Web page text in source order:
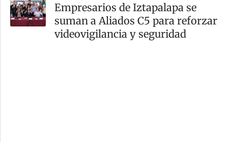
Empresarios de Iztapalapa se
suman a Aliados C5 para reforzar
videovigilancia y seguridad